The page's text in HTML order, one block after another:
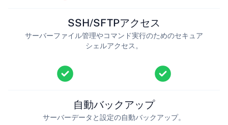
SSH/SFTPアクセス
サーバーファイル管理やコマンド実行のためのセキュア
シェルアクセス。
自動バックアップ
サーバーデータと設定の自動バックアップ。